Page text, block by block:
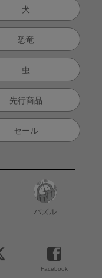
犬
恐竜
虫
先行商品
セール
パズル
Facebook